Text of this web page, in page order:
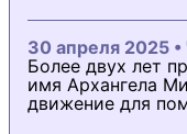
30 апреля 2025
Более двух лет
имя Архангела
движение для